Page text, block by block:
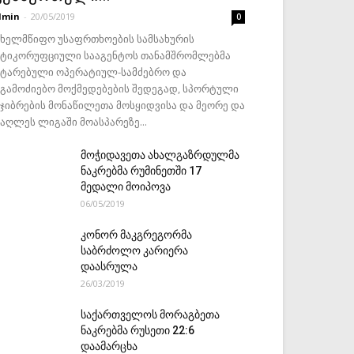
- 20/05/2019 0
უსაფრთხოების სამსახურის
სააგენტოს თანამშრომლებმა
ოპერატიულ-სამძებრო და
მოქმედებების შედეგად, სპორტული
მონაწილეთა მოსყიდვისა და მეორე და
ლიგაში მოასპარეზე...
მოჭიდავეთა ახალგაზრდულმა
ნაკრებმა რუმინეთში 17
მედალი მოიპოვა
06/05/2019
კონორ მაკგრეგორმა
საბრძოლო კარიერა
დაასრულა
26/03/2019
საქართველოს მორაგბეთა
ნაკრებმა რუსეთი 22:6
დაამარცხა